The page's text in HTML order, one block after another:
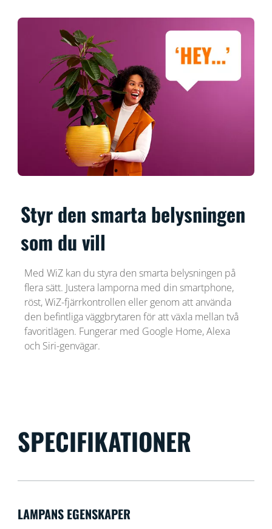
Styr den smarta belysningen
som du vill
Med WiZ kan du styra den smarta belysningen på
flera sätt. Justera lamporna med din smartphone,
röst, WiZ-fjärrkontrollen eller genom att använda
den befintliga väggbrytaren för att växla mellan två
favoritlägen. Fungerar med Google Home, Alexa
och Siri-genvägar.
SPECIFIKATIONER
LAMPANS EGENSKAPER